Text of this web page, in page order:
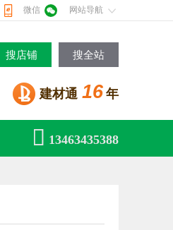
微信 网站导航
搜店铺 搜全站
建材通 16 年
 13463435388